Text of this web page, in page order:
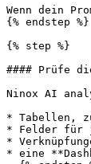
Wenn dein
{% endstep %}
{% step %}
#### Prüfe
Ninox AI
* Tabellen,
* Felder für
*
* eine